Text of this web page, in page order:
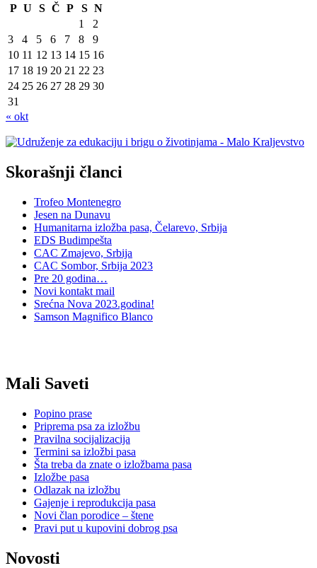
P U S Č P S N
1
2
3
4 5 6 7 8
9
10 11 12 13 14 15 16
17 18 19 20 21 22 23
24 25 26 27 28 29 30
31
« okt
Skorašnji članci
Trofeo Montenegro
Jesen na Dunavu
Humanitarna izložba pasa, Čelarevo, Srbija
EDS Budimpešta
CAC Zmajevo, Srbija
CAC Sombor, Srbija 2023
Pre 20 godina…
Novi kontakt mail
Srećna Nova 2023.godina!
Samson Magnifico Blanco
Mali Saveti
Popino prase
Priprema psa za izložbu
Pravilna socijalizacija
Termini sa izložbi pasa
Šta treba da znate o izložbama pasa
Izložbe pasa
Odlazak na izložbu
Gajenje i reprodukcija pasa
Novi član porodice – štene
Pravi put u kupovini dobrog psa
Novosti